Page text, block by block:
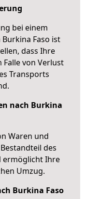
bei einem
Faso ist
dass Ihre
von Verlust
Transports
nach Burkina
Waren und
des
ermöglicht Ihre
Umzug.
Burkina Faso